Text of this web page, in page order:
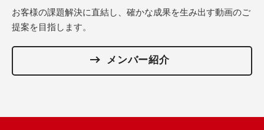
お客様の課題解決に直結し、確かな成果を生み出す動画のご
提案を目指します。
メンバー紹介